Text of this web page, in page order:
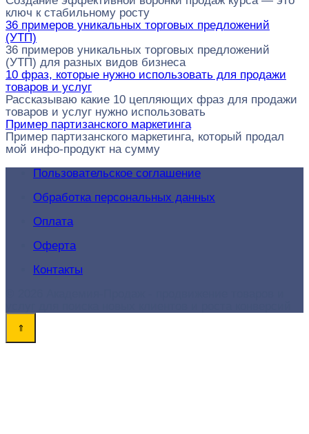
ключ к стабильному росту
36 примеров уникальных торговых предложений
(УТП)
36 примеров уникальных торговых предложений
(УТП) для разных видов бизнеса
10 фраз, которые нужно использовать для продажи
товаров и услуг
Рассказываю какие 10 цепляющих фраз для продажи
товаров и услуг нужно использовать
Пример партизанского маркетинга
Пример партизанского маркетинга, который продал
мой инфо-продукт на сумму
Пользовательское соглашение
Обработка персональных данных
Оплата
Оферта
Контакты